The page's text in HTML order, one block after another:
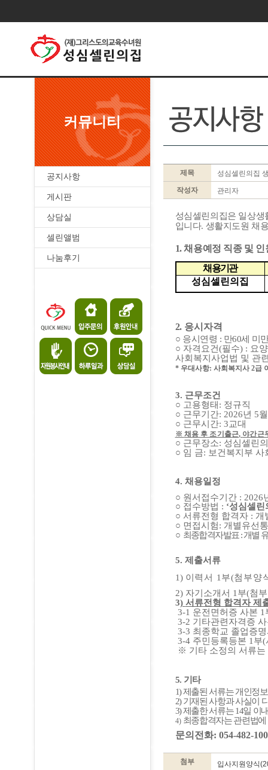
커뮤니티
공지사항
게시판
상담실
셀린앨범
나눔후기
제목
성심셀린의집
작성자
관리자
성심셀린의집은 일상생
입니다. 생활지도원 채
1. 채용예정 직종 및 인
채용기관
성심셀린의집
2. 응시자격
○ 응시연령 : 만60세 미
○ 자격요건(필수) : 요
사회복지사업법 및 관
* 우대사항: 사회복지사2급
3. 근무조건
○ 고용형태 : 정규직
○ 근무기간: 2026년 5
○ 근무시간: 3교대
※ 채용 후 조기출근, 야간근
○ 근무장소: 성심셀린
○ 임 금: 보건복지부
4. 채용일정
○ 원서접수기간 : 2026
○ 접수방법 : ‘성심셀린
○ 서류전형 합격자 : 개
○ 면접시험: 개별유선
○ 최종합격자발표 :개별
5. 제출서류
1) 이력서 1 부(첨부양
2) 자기소개서 1 부(첨
3) 서류전형 합격자 제
3-1 운전면허증 사본 1
3-2 기타관련자격증
3-3 최종학교 졸업증
3-4 주민등록등본 1 부(
※ 기타 소정의 서류는
5. 기타
1)제출된 서류는 개인정
2)기재된 사항과 사실이
3)제출한 서류는14일 이
4) 최종합격자는 관련법
문의전화: 054-482-
첨부 입사지원양식